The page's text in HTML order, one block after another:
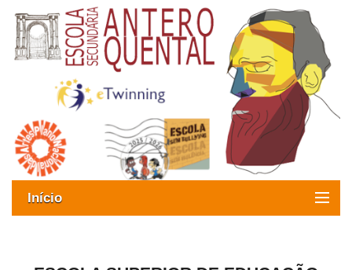
Início
Oferta formativa